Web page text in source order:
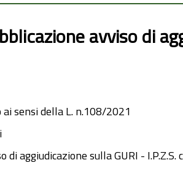
avviso di
sensi della L. n.108/2021
aggiudicazione sulla GURI - I.P.Z.S.